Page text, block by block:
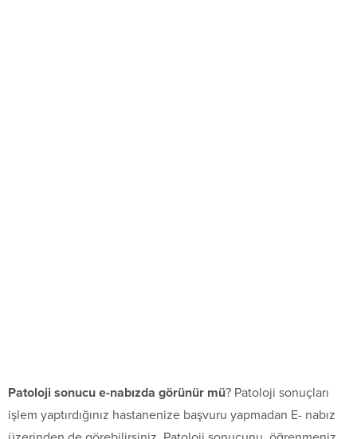
Patoloji sonucu e-nabızda görünür mü? Patoloji sonuçları
işlem yaptırdığınız hastanenize başvuru yapmadan E- nabız